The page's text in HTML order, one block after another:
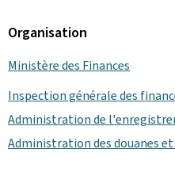
Organisation
Ministère des Finances
Inspection générale des
Administration de
Administration des douanes et